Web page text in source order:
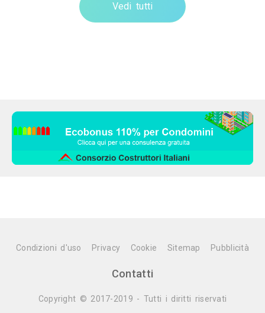
Vedi tutti
Condizioni d'uso Privacy Cookie Sitemap Pubblicità
Contatti
Copyright © 2017-2019 - Tutti i diritti riservati